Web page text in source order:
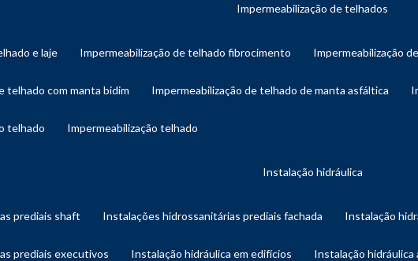
impermeabilização de telhados
e laje impermeabilização de telhado fibrocimento impermeabilização
telhado com manta bidim impermeabilização de telhado de manta asfáltica
telhado impermeabilização telhado
instalação hidráulica
prediais shaft instalações hidrossanitárias prediais fachada instalação
prediais executivos instalação hidráulica em edifícios instalação